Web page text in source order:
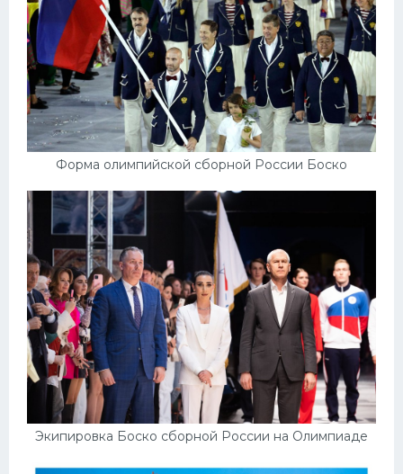
Форма олимпийской сборной России Боско
Экипировка Боско сборной России на Олимпиаде